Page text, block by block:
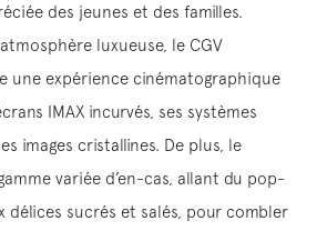
des jeunes et des familles.
luxueuse, le CGV
une expérience cinématographique
IMAX incurvés, ses systèmes
images cristallines. De plus, le
variée d’en-cas, allant du pop-
sucrés et salés, pour combler